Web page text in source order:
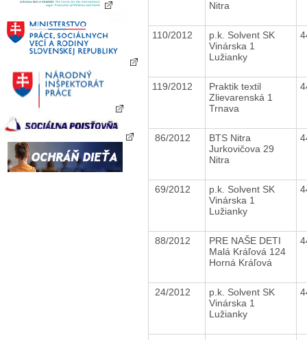
Nitra
110/2012
p.k. Solvent SK
Vinárska 1
Lužianky
119/2012
Praktik textil
Zlievarenská 1
Trnava
86/2012
BTS Nitra
Jurkovičova 29
Nitra
69/2012
p.k. Solvent SK
Vinárska 1
Lužianky
88/2012
PRE NAŠE DETI
Malá Kráľová 124
Horná Kráľová
24/2012
p.k. Solvent SK
Vinárska 1
Lužianky